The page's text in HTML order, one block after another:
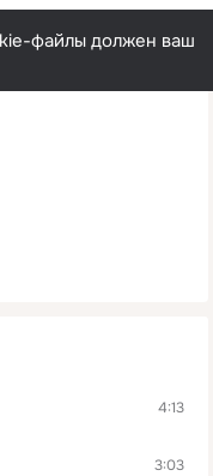
файлы должен ваш
4:13
3:03